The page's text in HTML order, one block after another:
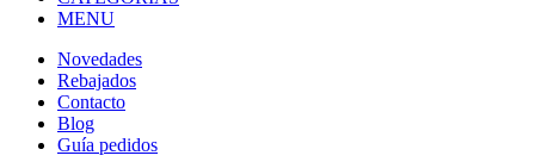
MENU
Novedades
Rebajados
Contacto
Blog
Guía pedidos